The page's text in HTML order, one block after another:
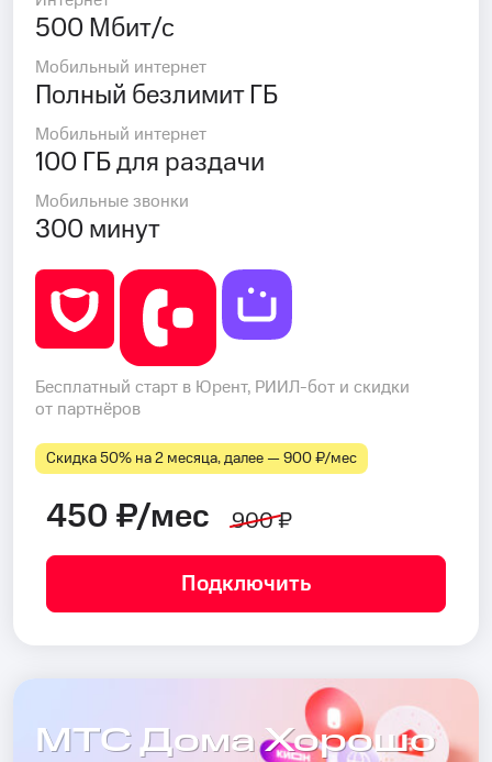
500 Мбит/с
Мобильный интернет
Полный безлимит ГБ
Мобильный интернет
100 ГБ для раздачи
Мобильные звонки
300 минут
Бесплатный старт в Юрент, РИИЛ-бот и скидки
от партнёров
Скидка 50% на 2 месяца, далее — 900 ₽⁠/⁠мес
450 ₽/мес 900 ₽
Подключить
МТС Дома Хорошо